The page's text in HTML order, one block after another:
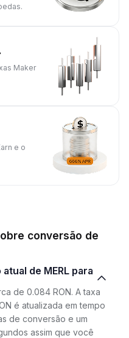
Maker
e o
conversão de
de 0.084 RON. A taxa
é atualizada em tempo
de conversão e um
assim que você